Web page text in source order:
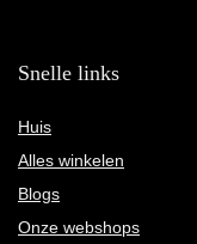
Snelle links
Huis
Alles winkelen
Blogs
Onze webshops